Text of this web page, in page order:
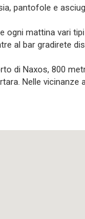
pantofole e
ogni mattina vari
al bar gradirete
di Naxos, 800
Nelle